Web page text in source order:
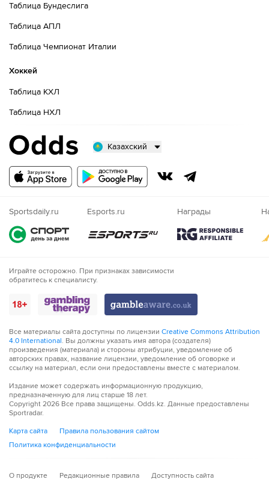
Таблица Бундеслига
Таблица АПЛ
Таблица Чемпионат Италии
Хоккей
Таблица КХЛ
Таблица НХЛ
Казахский
Русский
Nigeria
Sportsdaily.ru Esports.ru Награды
Играйте осторожно. При признаках зависимости
обратитесь к специалисту.
Все материалы сайта доступны по лицензии Creative Commons Attribution
4.0 International. Вы должны указать имя автора (создателя)
произведения (материала) и стороны атрибуции, уведомление об
авторских правах, название лицензии, уведомление об оговорке и
ссылку на материал, если они предоставлены вместе с материалом.
Издание может содержать информационную продукцию,
предназначенную для лиц старше 18 лет.
Copyright 2026 Все права защищены. Odds.kz. Данные предоставлены
Sportradar.
Карта сайта
Правила пользования сайтом
Политика конфиденциальности
О продукте Редакционные правила Доступность сайта